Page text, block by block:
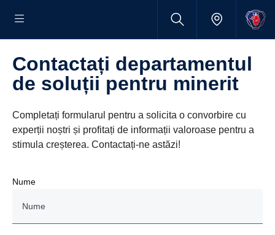
Contactați departamentul
de soluții pentru minerit
Completați formularul pentru a solicita o convorbire cu
experții noștri și profitați de informații valoroase pentru a
stimula creșterea. Contactați-ne astăzi!
Nume